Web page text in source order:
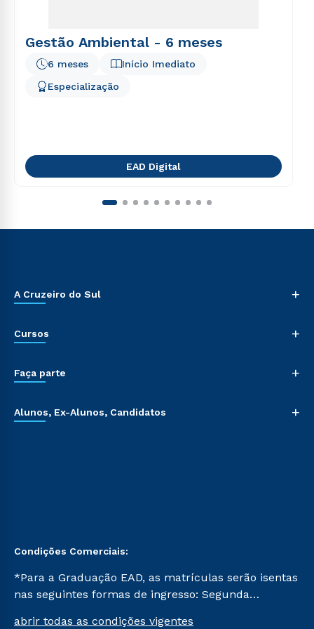
Gestão Ambiental - 6 meses
Início Imediato
6 meses
Especialização
EAD Digital
A Cruzeiro do Sul +
Cursos +
Faça parte +
Alunos, Ex-Alunos, Candidatos +
Condições Comerciais:
*Para a Graduação EAD, as matrículas serão isentas
nas seguintes formas de ingresso: Segunda
abrir todas as condições vigentes